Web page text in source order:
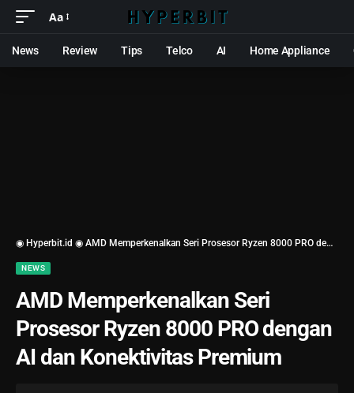
Aa
News Review Tips Telco AI Home Appliance
◉ Hyperbit.id ◉ AMD Memperkenalkan Seri Prosesor Ryzen 8000 PRO dengan AI dan Konektivitas Premium
NEWS
AMD Memperkenalkan Seri
Prosesor Ryzen 8000 PRO dengan
AI dan Konektivitas Premium